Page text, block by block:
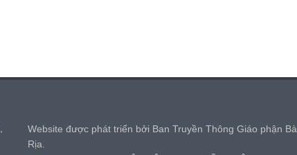
Website được phát triển bởi Ban Truyền Thông Giáo phận Bà
Rịa.